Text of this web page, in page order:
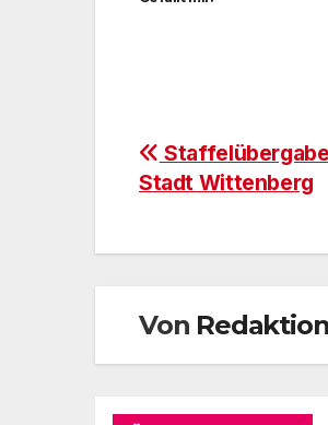
Stadt Wittenberg
Von Redaktion